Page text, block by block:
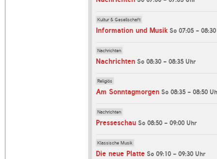
Kultur & Gesellschaft
Information und Musik So 07:05 -
Nachrichten
Nachrichten So 08:30 - 08:35 Uhr
Religiös
Am Sonntagmorgen So 08:35 - 08:50
Nachrichten
Presseschau So 08:50 - 09:00 Uhr
Klassische Musik
Die neue Platte So 09:10 - 09:30 Uhr